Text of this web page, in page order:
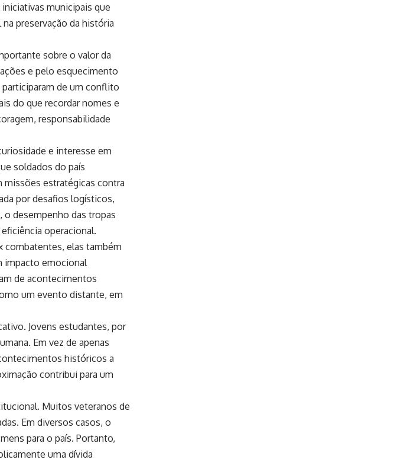
municipais que
preservação da história
sobre o valor da
e pelo esquecimento
de um conflito
do que recordar nomes e
responsabilidade
e interesse em
soldados do país
estratégicas contra
por desafios logísticos,
desempenho das tropas
operacional.
combatentes, elas também
impacto emocional
de acontecimentos
um evento distante, em
Jovens estudantes, por
Em vez de apenas
históricos a
contribui para um
Muitos veteranos de
Em diversos casos, o
para o país. Portanto,
uma dívida